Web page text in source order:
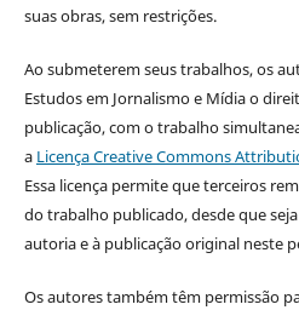
suas obras, sem restrições.
Ao submeterem seus trabalhos, os
Estudos em Jornalismo e Mídia o
publicação, com o trabalho
a Licença Creative Commons
Essa licença permite que terceiros
do trabalho publicado, desde que
autoria e à publicação original neste
Os autores também têm permissão